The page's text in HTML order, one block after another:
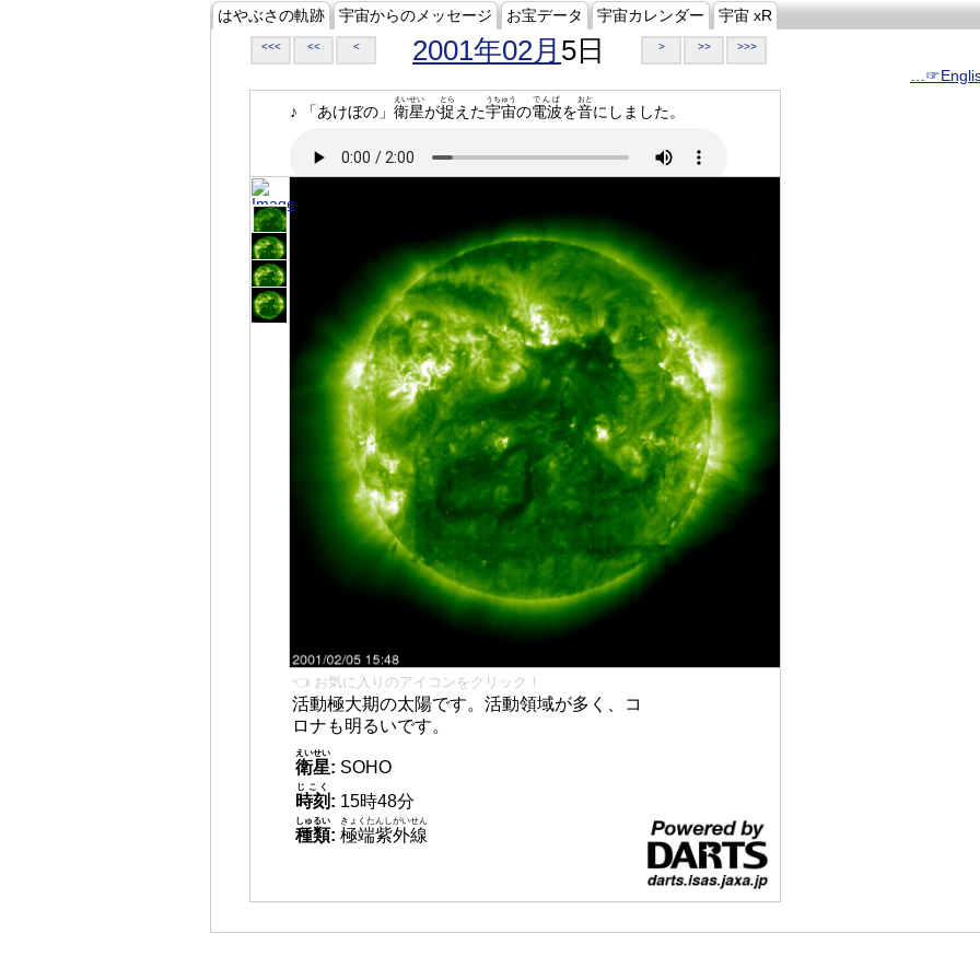
はやぶさの軌跡 宇宙からのメッセージ お宝データ 宇宙カレンダー 宇宙 xR
<<< << < 2001年02月 5日 > >> >>>
♪ 「あけぼの」 衛星
えいせい
が捉
とら
えた宇宙
うちゅう
の電波
でんぱ
を音
おと
にしました。
👈 お気に入りのアイコンをクリック！
活動極大期の太陽です。活動領域が多く、コ
ロナも明るいです。
衛星
えいせい
: SOHO
時刻
じこく
: 15時48分
種類
しゅるい
: 極端紫外線
きょくたんしがいせん